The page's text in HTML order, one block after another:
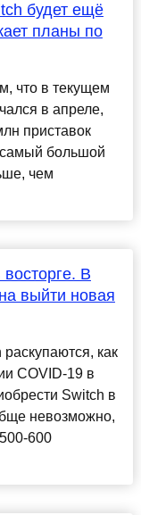
будет ещё
планы по
что в текущем
в апреле,
приставок
большой
чем
В
выйти новая
как
COVID-19 в
Switch в
невозможно,
600